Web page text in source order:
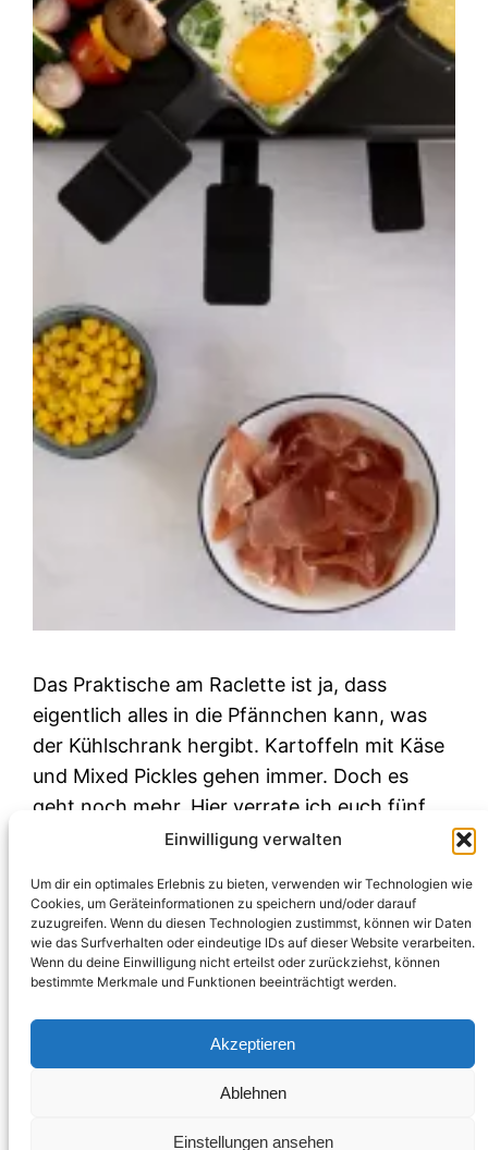
Einwilligung verwalten
Um dir ein optimales Erlebnis zu bieten, verwenden wir Technologien wie
Cookies, um Geräteinformationen zu speichern und/oder darauf
zuzugreifen. Wenn du diesen Technologien zustimmst, können wir Daten
wie das Surfverhalten oder eindeutige IDs auf dieser Website verarbeiten.
Wenn du deine Einwilligung nicht erteilst oder zurückziehst, können
bestimmte Merkmale und Funktionen beeinträchtigt werden.
Akzeptieren
Ablehnen
Einstellungen ansehen
Das Praktische am Raclette ist ja, dass
eigentlich alles in die Pfännchen kann, was
der Kühlschrank hergibt. Kartoffeln mit Käse
und Mixed Pickles gehen immer. Doch es
geht noch mehr. Hier verrate ich euch fünf
ausgefallenen Raclette-Rezepte, die nicht nur
Dezember 29, 2019